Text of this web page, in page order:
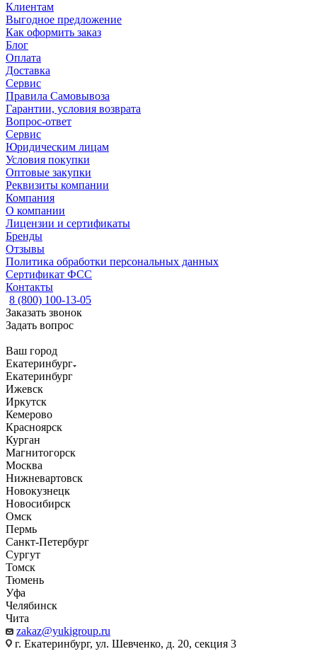
Клиентам
Выгодное предложение
Как оформить заказ
Блог
Оплата
Доставка
Сервис
Правила Самовывоза
Гарантии, условия возврата
Вопрос-ответ
Сервис
Юридическим лицам
Условия покупки
Оптовые закупки
Реквизиты компании
Компания
О компании
Лицензии и сертификаты
Бренды
Отзывы
Политика обработки персональных данных
Сертификат ФСС
Контакты
8 (800) 100-13-05
Заказать звонок
Задать вопрос
Ваш город
Екатеринбург
Екатеринбург
Ижевск
Иркутск
Кемерово
Красноярск
Курган
Магнитогорск
Москва
Нижневартовск
Новокузнецк
Новосибирск
Омск
Пермь
Санкт-Петербург
Сургут
Томск
Тюмень
Уфа
Челябинск
Чита
zakaz@yukigroup.ru
г. Екатеринбург, ул. Шевченко, д. 20, секция 3